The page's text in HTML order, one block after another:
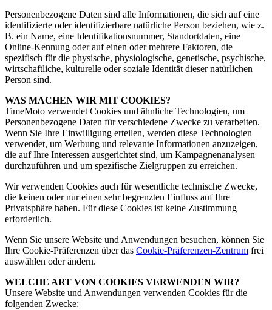
Personenbezogene Daten sind alle Informationen, die sich auf eine
identifizierte oder identifizierbare natürliche Person beziehen, wie z.
B. ein Name, eine Identifikationsnummer, Standortdaten, eine
Online-Kennung oder auf einen oder mehrere Faktoren, die
spezifisch für die physische, physiologische, genetische, psychische,
wirtschaftliche, kulturelle oder soziale Identität dieser natürlichen
Person sind.
WAS MACHEN WIR MIT COOKIES?
TimeMoto verwendet Cookies und ähnliche Technologien, um
Personenbezogene Daten für verschiedene Zwecke zu verarbeiten.
Wenn Sie Ihre Einwilligung erteilen, werden diese Technologien
verwendet, um Werbung und relevante Informationen anzuzeigen,
die auf Ihre Interessen ausgerichtet sind, um Kampagnenanalysen
durchzuführen und um spezifische Zielgruppen zu erreichen.
Wir verwenden Cookies auch für wesentliche technische Zwecke,
die keinen oder nur einen sehr begrenzten Einfluss auf Ihre
Privatsphäre haben. Für diese Cookies ist keine Zustimmung
erforderlich.
Wenn Sie unsere Website und Anwendungen besuchen, können Sie
Ihre Cookie-Präferenzen über das Cookie-Präferenzen-Zentrum frei
auswählen oder ändern.
WELCHE ART VON COOKIES VERWENDEN WIR?
Unsere Website und Anwendungen verwenden Cookies für die
folgenden Zwecke: